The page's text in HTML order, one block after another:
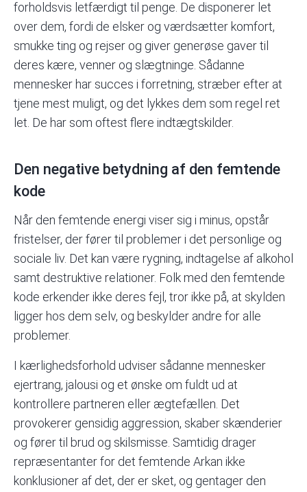
forholdsvis letfærdigt til penge. De disponerer let
over dem, fordi de elsker og værdsætter komfort,
smukke ting og rejser og giver generøse gaver til
deres kære, venner og slægtninge. Sådanne
mennesker har succes i forretning, stræber efter at
tjene mest muligt, og det lykkes dem som regel ret
let. De har som oftest flere indtægtskilder.
Den negative betydning af den femtende
kode
Når den femtende energi viser sig i minus, opstår
fristelser, der fører til problemer i det personlige og
sociale liv. Det kan være rygning, indtagelse af alkohol
samt destruktive relationer. Folk med den femtende
kode erkender ikke deres fejl, tror ikke på, at skylden
ligger hos dem selv, og beskylder andre for alle
problemer.
I kærlighedsforhold udviser sådanne mennesker
ejertrang, jalousi og et ønske om fuldt ud at
kontrollere partneren eller ægtefællen. Det
provokerer gensidig aggression, skaber skænderier
og fører til brud og skilsmisse. Samtidig drager
repræsentanter for det femtende Arkan ikke
konklusioner af det, der er sket, og gentager den